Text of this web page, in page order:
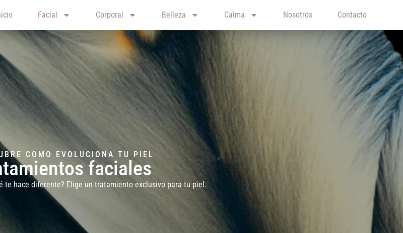
Facial Corporal Belleza Calma Nosotros Contacto
COMO EVOLUCIONA TU PIEL
faciales
te hace diferente? Elige un tratamiento exclusivo para tu piel.